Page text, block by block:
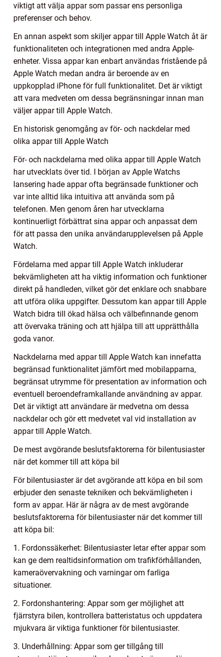
viktigt att välja appar som passar ens personliga
preferenser och behov.
En annan aspekt som skiljer appar till Apple Watch åt är
funktionaliteten och integrationen med andra Apple-
enheter. Vissa appar kan enbart användas fristående på
Apple Watch medan andra är beroende av en
uppkopplad iPhone för full funktionalitet. Det är viktigt
att vara medveten om dessa begränsningar innan man
väljer appar till Apple Watch.
En historisk genomgång av för- och nackdelar med
olika appar till Apple Watch
För- och nackdelarna med olika appar till Apple Watch
har utvecklats över tid. I början av Apple Watchs
lansering hade appar ofta begränsade funktioner och
var inte alltid lika intuitiva att använda som på
telefonen. Men genom åren har utvecklarna
kontinuerligt förbättrat sina appar och anpassat dem
för att passa den unika användarupplevelsen på Apple
Watch.
Fördelarna med appar till Apple Watch inkluderar
bekvämligheten att ha viktig information och funktioner
direkt på handleden, vilket gör det enklare och snabbare
att utföra olika uppgifter. Dessutom kan appar till Apple
Watch bidra till ökad hälsa och välbefinnande genom
att övervaka träning och att hjälpa till att upprätthålla
goda vanor.
Nackdelarna med appar till Apple Watch kan innefatta
begränsad funktionalitet jämfört med mobilapparna,
begränsat utrymme för presentation av information och
eventuell beroendeframkallande användning av appar.
Det är viktigt att användare är medvetna om dessa
nackdelar och gör ett medvetet val vid installation av
appar till Apple Watch.
De mest avgörande beslutsfaktorerna för bilentusiaster
när det kommer till att köpa bil
För bilentusiaster är det avgörande att köpa en bil som
erbjuder den senaste tekniken och bekvämligheten i
form av appar. Här är några av de mest avgörande
beslutsfaktorerna för bilentusiaster när det kommer till
att köpa bil:
1. Fordonssäkerhet: Bilentusiaster letar efter appar som
kan ge dem realtidsinformation om trafikförhållanden,
kameraövervakning och varningar om farliga
situationer.
2. Fordonshantering: Appar som ger möjlighet att
fjärrstyra bilen, kontrollera batteristatus och uppdatera
mjukvara är viktiga funktioner för bilentusiaster.
3. Underhållning: Appar som ger tillgång till